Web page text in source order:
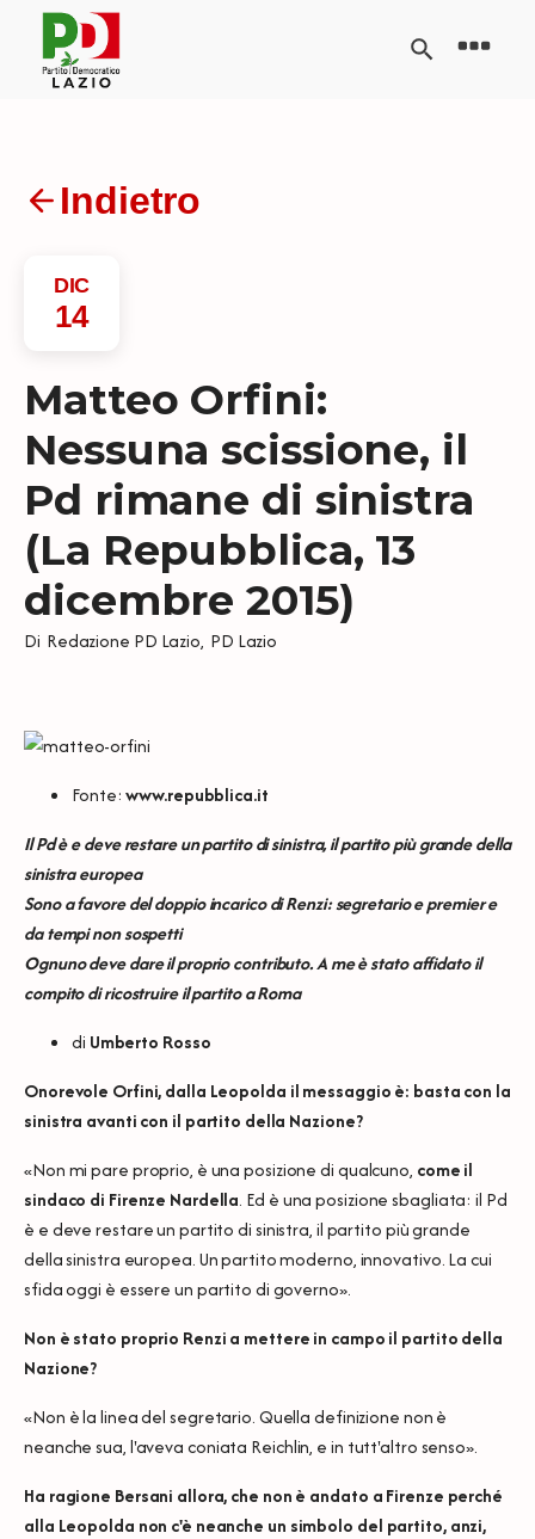
Indietro
DIC
14
Matteo Orfini:
Nessuna scissione, il
Pd rimane di sinistra
(La Repubblica, 13
dicembre 2015)
Di Redazione PD Lazio, PD Lazio
Fonte:www.repubblica.it
Il Pd è e deve restare un partito di sinistra, il partito più grande della
sinistra europea
Sono a favore del doppio incarico di Renzi: segretario e premier e
da tempi non sospetti
Ognuno deve dare il proprio contributo. A me è stato affidato il
compito di ricostruire il partito a Roma
di Umberto Rosso
Onorevole Orfini, dalla Leopolda il messaggio è: basta con la
sinistra avanti con il partito della Nazione?
«Non mi pare proprio, è una posizione di qualcuno, come il
sindaco di Firenze Nardella. Ed è una posizione sbagliata: il Pd
è e deve restare un partito di sinistra, il partito più grande
della sinistra europea. Un partito moderno, innovativo. La cui
sfida oggi è essere un partito di governo».
Non è stato proprio Renzi a mettere in campo il partito della
Nazione?
«Non è la linea del segretario. Quella definizione non è
neanche sua,l'aveva coniata Reichlin, e in tutt'altro senso».
Ha ragione Bersani allora, che non è andato a Firenze perché
alla Leopolda non c'è neanche un simbolo del partito, anzi,